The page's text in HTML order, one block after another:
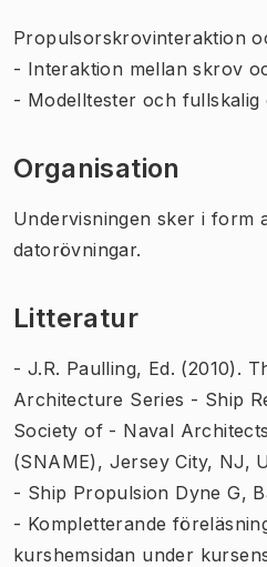
Propulsorskrovinteraktion
- Interaktion mellan skrov
- Modelltester och fullskalig
Organisation
Undervisningen sker i form
datorövningar.
Litteratur
- J.R. Paulling, Ed. (2010).
Architecture Series - Ship
Society of - Naval
(SNAME), Jersey City, NJ,
- Ship Propulsion Dyne G,
- Kompletterande
kurshemsidan under